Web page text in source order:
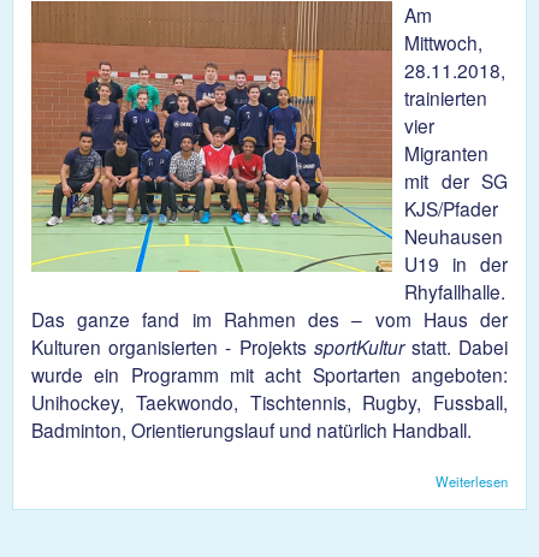
Am
Mittwoch,
28.11.2018,
trainierten
vier
Migranten
mit der SG
KJS/Pfader
Neuhausen
U19 in der
Rhyfallhalle.
Das ganze fand im Rahmen des – vom Haus der
Kulturen organisierten - Projekts sportKulturstatt. Dabei
wurde ein Programm mit acht Sportarten angeboten:
Unihockey, Taekwondo, Tischtennis, Rugby, Fussball,
Badminton, Orientierungslauf und natürlich Handball.
Weiterlesen